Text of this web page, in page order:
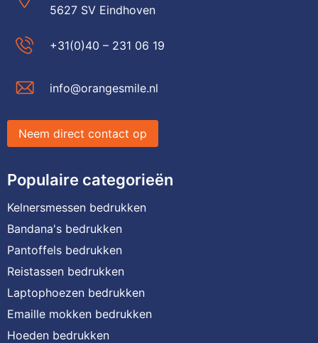
5627 SV Eindhoven
+31(0)40 – 231 06 19
info@orangesmile.nl
Neem direct contact op
Populaire categorieën
Kelnersmessen bedrukken
Bandana's bedrukken
Pantoffels bedrukken
Reistassen bedrukken
Laptophoezen bedrukken
Emaille mokken bedrukken
Hoeden bedrukken